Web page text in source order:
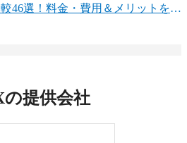
46選！料金・費用＆メリットを比
の提供会社